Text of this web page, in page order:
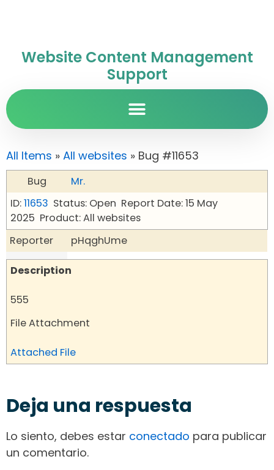
Website Content Management
Support
All Items » All websites » Bug #11653
Bug
Mr.
ID:11653 Status: Open Report Date: 15 May
2025 Product: All websites
Reporter
pHqghUme
Description
555
File Attachment
Attached File
Deja una respuesta
Lo siento, debes estar conectado para publicar
un comentario.